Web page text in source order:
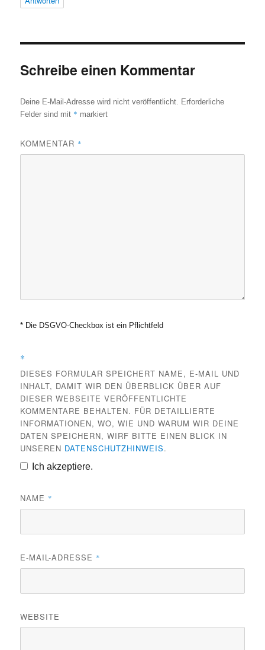
Schreibe einen Kommentar
Deine E-Mail-Adresse wird nicht veröffentlicht.
Erforderliche
Felder sind mit * markiert
KOMMENTAR *
* Die DSGVO-Checkbox ist ein Pflichtfeld
*
DIESES FORMULAR SPEICHERT NAME, E-MAIL UND
INHALT, DAMIT WIR DEN ÜBERBLICK ÜBER AUF
DIESER WEBSEITE VERÖFFENTLICHTE
KOMMENTARE BEHALTEN. FÜR DETAILLIERTE
INFORMATIONEN, WO, WIE UND WARUM WIR DEINE
DATEN SPEICHERN, WIRF BITTE EINEN BLICK IN
UNSEREN DATENSCHUTZHINWEIS.
Ich akzeptiere.
NAME *
E-MAIL-ADRESSE *
WEBSITE